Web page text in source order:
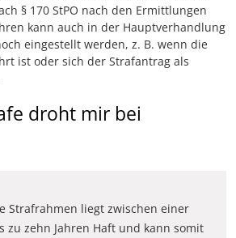
§ 170 StPO nach den Ermittlungen
kann auch in der Hauptverhandlung
eingestellt werden, z. B. wenn die
ist oder sich der Strafantrag als
droht mir bei
Strafrahmen liegt zwischen einer
zu zehn Jahren Haft und kann somit